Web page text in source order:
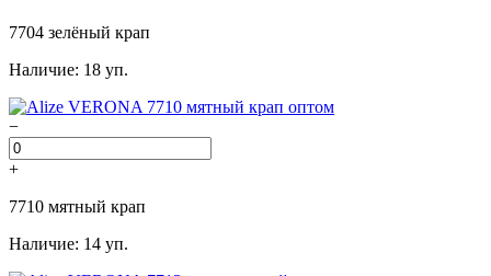
7704 зелёный крап
Наличие: 18 уп.
−
+
7710 мятный крап
Наличие: 14 уп.